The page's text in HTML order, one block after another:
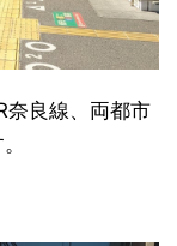
奈良線、両都市